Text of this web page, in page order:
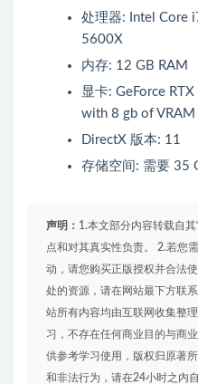
处理器: Intel Core
5600X
内存: 12 GB RAM
显卡: GeForce
with 8 gb of VRAM
DirectX 版本: 11
存储空间: 需要 35
声明： 1.本文部分内容转载自
点和对其真实性负责。 2.若您
动，请您购买正版授权并合法
处的资源，请在网站最下方联
站所有内容均由互联网收集整
习，不存在任何商业目的与商
供参考学习使用，版权归原著
和非法行为，请在24小时之内